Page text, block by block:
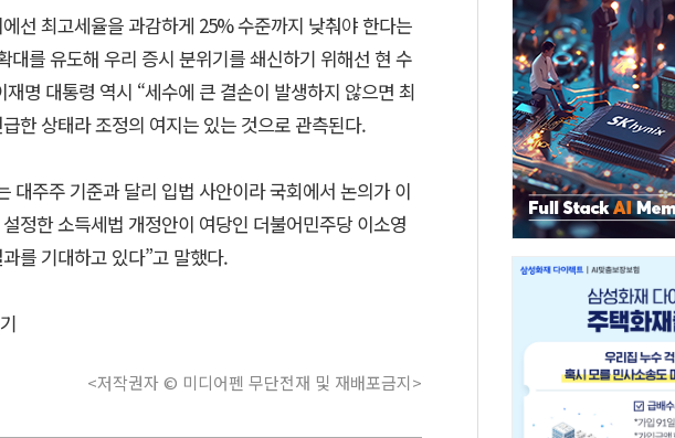
선 최고세율을 과감하게 25% 수준까지 낮춰야 한다는
대를 유도해 우리 증시 분위기를 쇄신하기 위해선 현 수
명 대통령 역시 “세수에 큰 결손이 발생하지 않으면 최
한 상태라 조정의 여지는 있는 것으로 관측된다.
대주주 기준과 달리 입법 사안이라 국회에서 논의가 이
정한 소득세법 개정안이 여당인 더불어민주당 이소영
를 기대하고 있다”고 말했다.
<저작권자 © 미디어펜 무단전재 및 재배포금지>